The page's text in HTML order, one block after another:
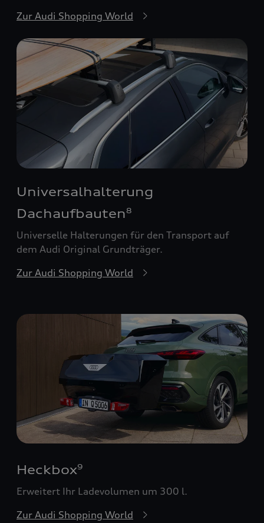
Zur Audi Shopping World
Universalhalterung
Dachaufbauten8
Universelle Halterungen für den Transport auf
dem Audi Original Grundträger.
Zur Audi Shopping World
Heckbox9
Erweitert Ihr Ladevolumen um 300 l.
Zur Audi Shopping World